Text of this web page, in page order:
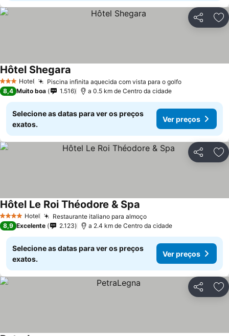
Partilhar
3 EstrelasHotel Piscina infinita aquecida com vista para o golfo
Hôtel Shegara
8,4 Muito boa 1.516 a 0.5 km de Centro da cidade
Selecione as datas para ver os preços
exatos.
Ver preços
Partilhar
4 EstrelasHotel Restaurante italiano para almoço
Hôtel Le Roi Théodore & Spa
8,9 Excelente 2.123 a 2.4 km de Centro da cidade
Selecione as datas para ver os preços
exatos.
Ver preços
Partilhar